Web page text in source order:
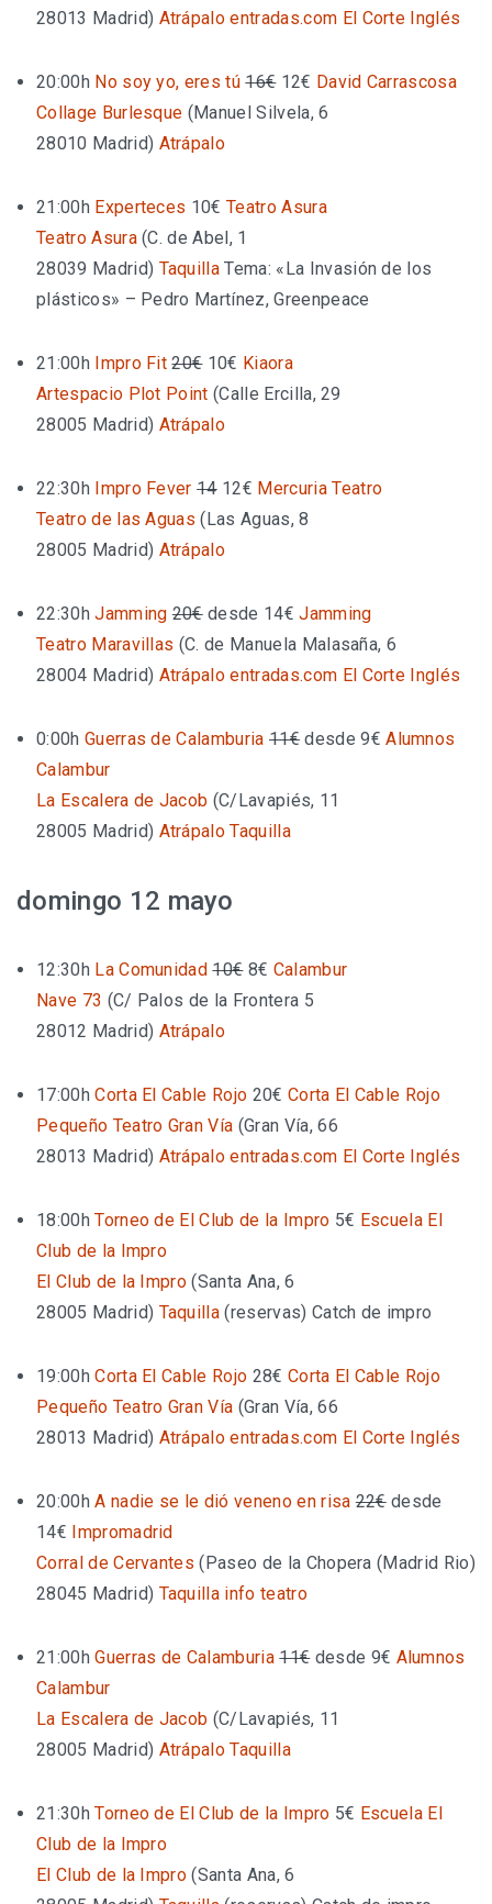
28013 Madrid) Atrápalo entradas.com El Corte Inglés
20:00h No soy yo, eres tú 16€12€ David Carrascosa
Collage Burlesque ( Manuel Silvela, 6
28010 Madrid) Atrápalo
21:00h Experteces 10€ Teatro Asura
Teatro Asura(C. de Abel, 1
28039 Madrid) Taquilla Tema: «La Invasión de los
plásticos» – Pedro Martínez, Greenpeace
21:00h Impro Fit 20€10€ Kiaora
Artespacio Plot Point (Calle Ercilla, 29
28005 Madrid) Atrápalo
22:30h Impro Fever 1412€ Mercuria Teatro
Teatro de las Aguas ( Las Aguas, 8
28005 Madrid) Atrápalo
22:30h Jamming 20€desde 14€ Jamming
Teatro Maravillas (C. de Manuela Malasaña, 6
28004 Madrid) Atrápalo entradas.com El Corte Inglés
0:00h Guerras de Calamburia 11€desde 9€ Alumnos
Calambur
La Escalera de Jacob (C/Lavapiés, 11
28005 Madrid) Atrápalo Taquilla
domingo 12 mayo
12:30h La Comunidad 10€8€ Calambur
Nave 73 (C/ Palos de la Frontera 5
28012 Madrid) Atrápalo
17:00h Corta El Cable Rojo 20€ Corta El Cable Rojo
Pequeño Teatro Gran Vía (Gran Vía, 66
28013 Madrid) Atrápalo entradas.com El Corte Inglés
18:00h Torneo de El Club de la Impro 5€ Escuela El
Club de la Impro
El Club de la Impro (Santa Ana, 6
28005 Madrid) Taquilla (reservas) Catch de impro
19:00h Corta El Cable Rojo 28€ Corta El Cable Rojo
Pequeño Teatro Gran Vía (Gran Vía, 66
28013 Madrid) Atrápalo entradas.com El Corte Inglés
20:00h A nadie se le dió veneno en risa 22€desde
14€ Impromadrid
Corral de Cervantes ( Paseo de la Chopera (Madrid Rio)
28045 Madrid) Taquilla info teatro
21:00h Guerras de Calamburia 11€desde 9€ Alumnos
Calambur
La Escalera de Jacob (C/Lavapiés, 11
28005 Madrid) Atrápalo Taquilla
21:30h Torneo de El Club de la Impro 5€ Escuela El
Club de la Impro
El Club de la Impro (Santa Ana, 6